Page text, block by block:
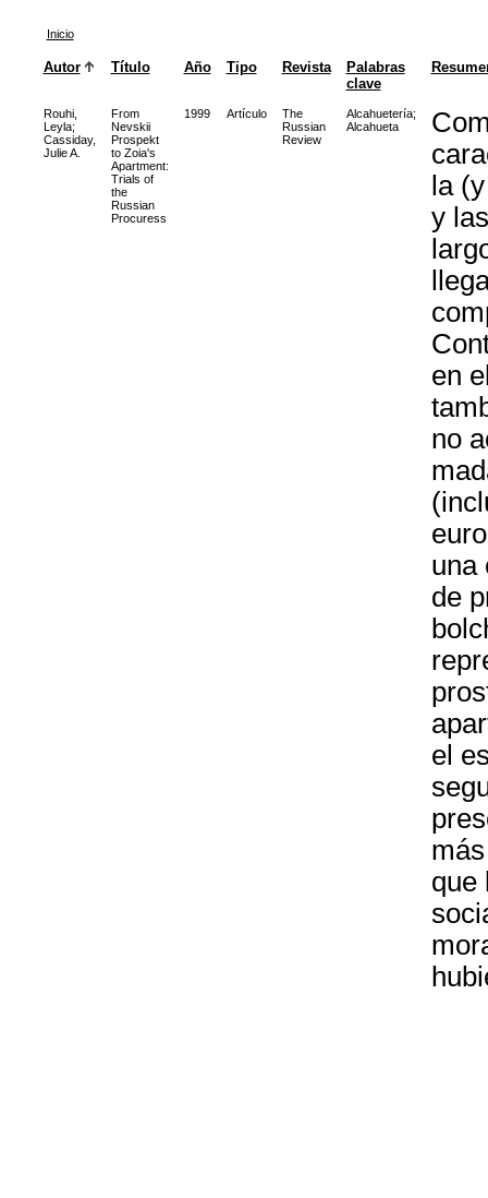
Inicio
Autor Título Año Tipo Revista
Palabras
clave
Rouhi,
Leyla;
Cassiday,
Julie A.
From
Nevskii
Prospekt
to Zoia's
Apartment:
Trials of
the
Russian
Procuress
1999 Artículo
The
Russian
Review
Alcahuetería;
Alcahueta
la
y
en
no
una
de
el
que